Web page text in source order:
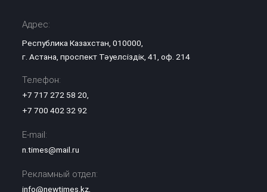
Адрес:
Республика Казахстан, 010000,
г. Астана, проспект Тәуелсіздік, 41, оф. 214
Телефон:
+7 717 272 58 20,
+7 700 402 32 92
E-mail:
n.times@mail.ru
Рекламный отдел:
info@newtimes.kz,